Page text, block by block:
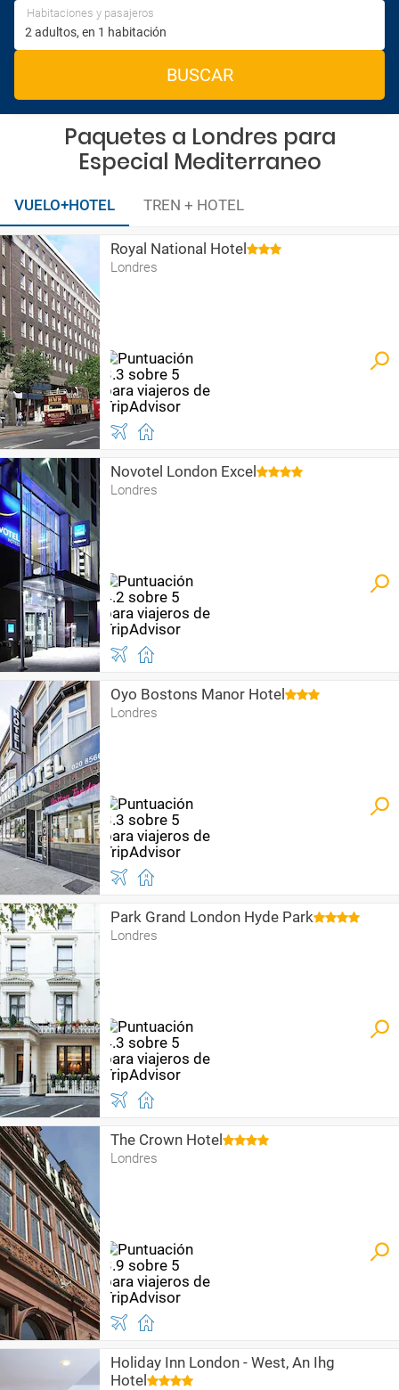
Habitaciones y pasajeros
BUSCAR
Paquetes a Londres para
Especial Mediterraneo
VUELO+HOTEL TREN + HOTEL
Royal National Hotel
Londres
Novotel London Excel
Londres
Oyo Bostons Manor Hotel
Londres
Park Grand London Hyde Park
Londres
The Crown Hotel
Londres
Holiday Inn London - West, An Ihg
Hotel